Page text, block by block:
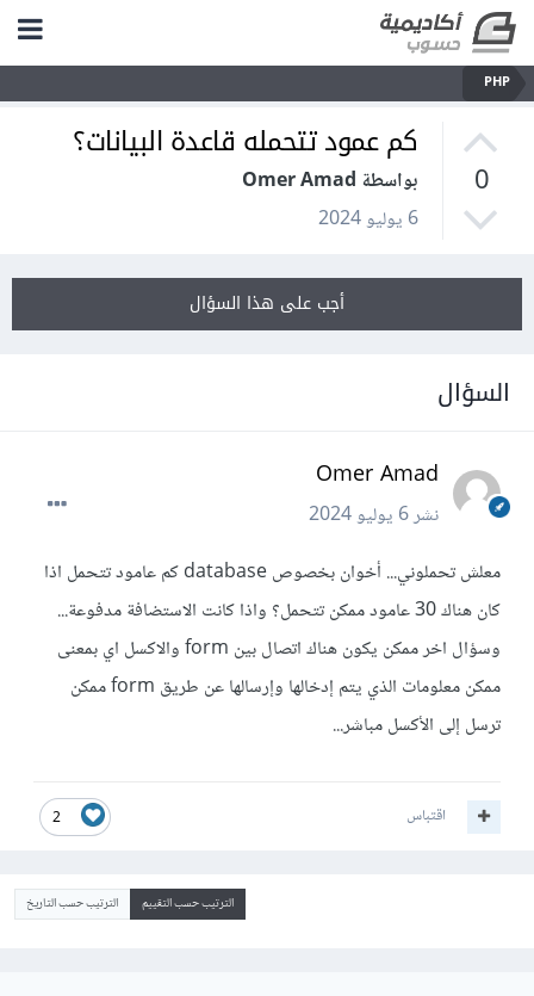
PHP
0
كم عمود تتحمله قاعدة البيانات؟
بواسطة Omer Amad
6 يوليو 2024
أجب على هذا السؤال
السؤال
Omer Amad
نشر6 يوليو 2024
معلش تحملوني... أخوان بخصوص database كم عامود تتحمل اذا
كان هناك 30 عامود ممكن تتحمل؟ واذا كانت الاستضافة مدفوعة...
وسؤال اخر ممكن يكون هناك اتصال بين form والاكسل اي بمعنى
ممكن معلومات الذي يتم إدخالها وإرسالها عن طريق form ممكن
ترسل إلى الأكسل مباشر...
2 اقتباس
الترتيب حسب التقييم الترتيب حسب التاريخ